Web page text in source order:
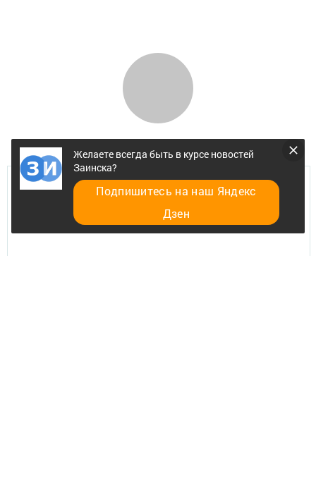
Главная
Желаете всегда быть в курсе новостей
Заинска?
Подпишитесь на наш Яндекс
Дзен